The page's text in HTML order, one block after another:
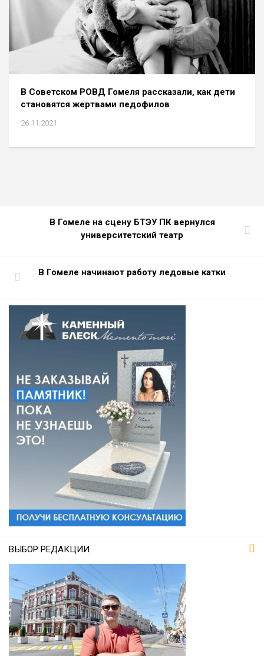
В Советском РОВД Гомеля рассказали, как дети
становятся жертвами педофилов
26.11.2021
В Гомеле на сцену БТЭУ ПК вернулся
университетский театр
В Гомеле начинают работу ледовые катки
ВЫБОР РЕДАКЦИИ